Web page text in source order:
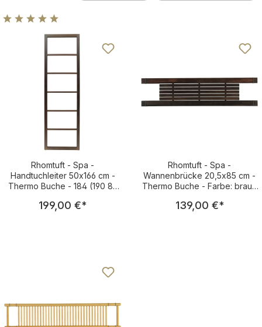
Durchschnittliche Bewertung von 5 von 5 Sternen
Rhomtuft - Spa -
Handtuchleiter 50x166 cm -
Thermo Buche - 184 (190 89
Regulärer Preis:
199,00 €*
Rhomtuft - Spa -
Wannenbrücke 20,5x85 cm -
Thermo Buche - Farbe: braun
Regulärer
139,00 €*